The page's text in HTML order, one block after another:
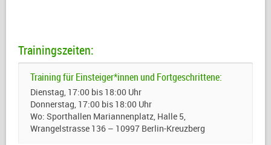
Trainingszeiten:
Training für Einsteiger*innen und Fortgeschrittene:
Dienstag, 17:00 bis 18:00 Uhr
Donnerstag, 17:00 bis 18:00 Uhr
Wo: Sporthallen Mariannenplatz, Halle 5,
Wrangelstrasse 136 – 10997 Berlin-Kreuzberg